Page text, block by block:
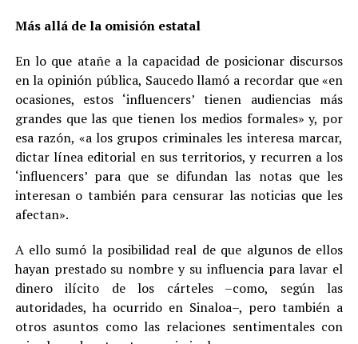
Más allá de la omisión estatal
En lo que atañe a la capacidad de posicionar discursos
en la opinión pública, Saucedo llamó a recordar que «en
ocasiones, estos ‘influencers’ tienen audiencias más
grandes que las que tienen los medios formales» y, por
esa razón, «a los grupos criminales les interesa marcar,
dictar línea editorial en sus territorios, y recurren a los
‘influencers’ para que se difundan las notas que les
interesan o también para censurar las noticias que les
afectan».
A ello sumó la posibilidad real de que algunos de ellos
hayan prestado su nombre y su influencia para lavar el
dinero ilícito de los cárteles –como, según las
autoridades, ha ocurrido en Sinaloa–, pero también a
otros asuntos como las relaciones sentimentales con